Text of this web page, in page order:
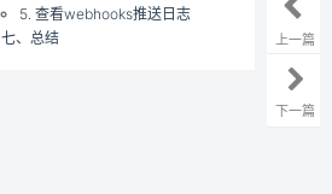
5. 查看webhooks推送日志
七、总结
上一篇
下一篇